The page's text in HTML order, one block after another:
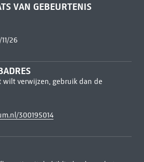
VAN GEBEURTENIS
26
wilt verwijzen, gebruik dan de
300195014